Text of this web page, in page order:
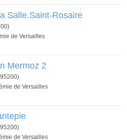
Salle.Saint-Rosaire
de Versailles
Mermoz 2
de Versailles
de Versailles